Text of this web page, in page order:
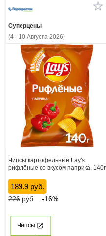
Суперцены
(4 - 10 Августа 2026)
Чипсы картофельные Lay's
рифлёные со вкусом паприка, 140г
189.9 руб.
226руб. -16%
Чипсы